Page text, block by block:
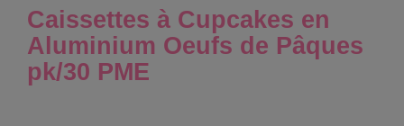
Caissettes à Cupcakes en
Aluminium Oeufs de Pâques
pk/30 PME